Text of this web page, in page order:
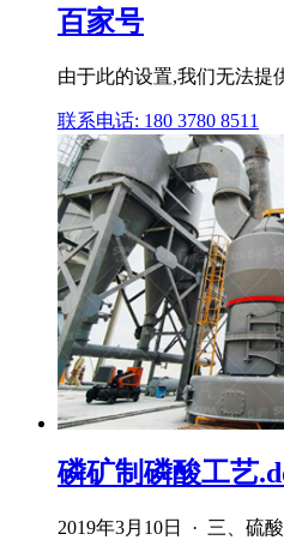
百家号
由于此的设置,我们无法提
联系电话: 180 3780 8511
磷矿制磷酸工艺
2019年3月10日 · 三、硫